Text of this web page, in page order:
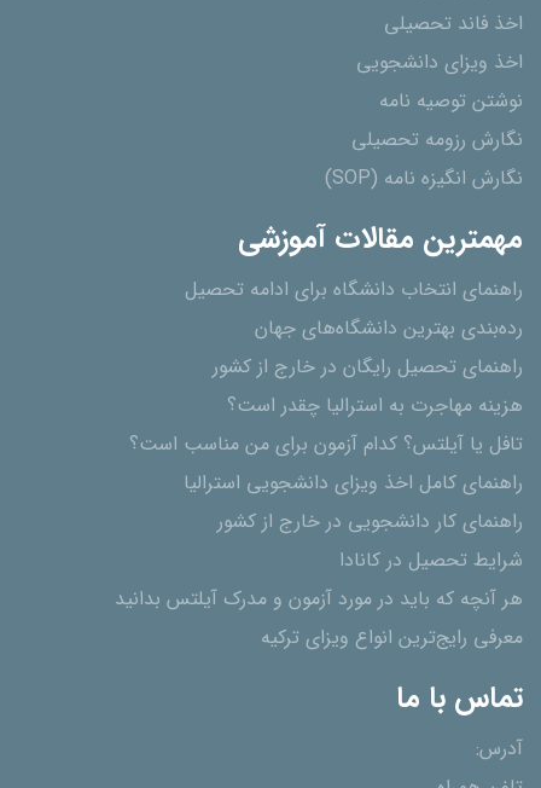
اخذ فاند تحصیلی
اخذ ویزای دانشجویی
نوشتن توصیه نامه
نگارش رزومه تحصیلی
نگارش انگیزه نامه (SOP)
مهمترین مقالات آموزشی
راهنمای انتخاب دانشگاه برای ادامه تحصیل
رده‌بندی بهترین دانشگاه‌های جهان
راهنمای تحصیل رایگان در خارج از کشور
هزینه مهاجرت به استرالیا چقدر است؟
تافل یا آیلتس؟ کدام آزمون برای من مناسب است؟
راهنمای کامل اخذ ویزای دانشجویی استرالیا
راهنمای کار دانشجویی در خارج از کشور
شرایط تحصیل در کانادا
هر آنچه که باید در مورد آزمون و مدرک آیلتس بدانید
معرفی رایج‌ترین انواع ویزای ترکیه
تماس با ما
آدرس: